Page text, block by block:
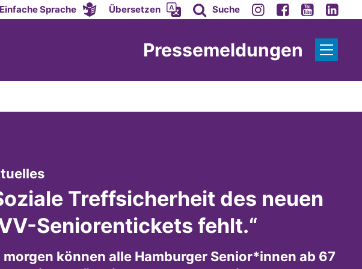
Einfache Sprache Übersetzen Suche
Pressemeldungen
:
Treffsicherheit des neuen
Seniorentickets fehlt.“
morgen können alle Hamburger Senior*innen ab 67